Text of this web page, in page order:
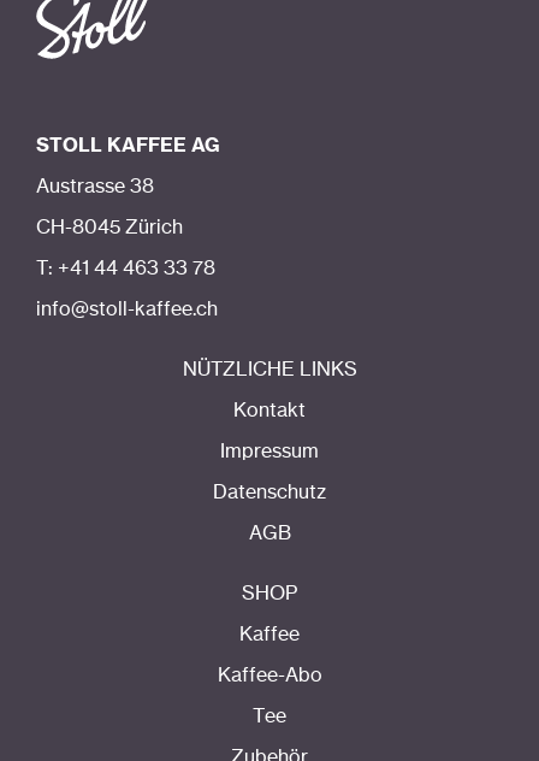
STOLL KAFFEE AG
Austrasse 38
CH-8045 Zürich
T: +41 44 463 33 78
info@stoll-kaffee.ch
NÜTZLICHE LINKS
Kontakt
Impressum
Datenschutz
AGB
SHOP
Kaffee
Kaffee-Abo
Tee